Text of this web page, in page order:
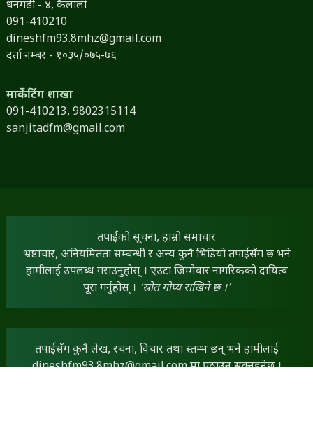
धनगढी - ४, कैलाली
091-410210
dineshfm93.8mhz@gmail.com
दर्ता नम्बर - १०३५/०७५-७६
मार्केटिंग शाखा
091-410213, 9802315114
sanjitadfm@gmail.com
तपाईंको सूचना, हाम्रो समाचार
भ्रष्टाचार, अनियमितता सम्बन्धी र अन्य कुनै भिडियो तपाईंसँग छ भने
हामीलाई उपलब्ध गराउनुहोस् । एउटा जिम्मेवार नागरिकको दायित्व
पूरा गर्नुहोस् । ‘स्रोत गोप्य राखिने छ ।’
तपाईंसँग कुनै लेख, रचना, विचार तथा स्तम्भ छन् भने हामीलाई
dineshfm93.8mhz@gmail.comमा पठाउन सक्नुहुनेछ ।